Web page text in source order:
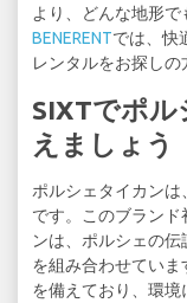
より、どんな地形で
BENERENTでは、快
レンタルをお探しの
SIXTでポル
えましょう
ポルシェタイカン
です。このブラン
ンは、ポルシェの
を組み合わせてい
を備えており、環